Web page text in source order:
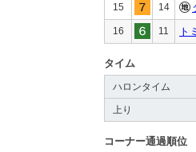
15 14
16 11 ト
タイム
ハロンタイム
上り
コーナー通過順位